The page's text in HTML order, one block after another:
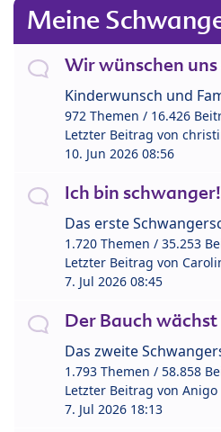
Meine
Wir wünschen
Kinderwunsch und
972 Themen / 16.426
Letzter Beitrag von
10. Jun 2026 08:56
Ich bin schwanger!
Das erste
1.720 Themen / 35.253
Letzter Beitrag von
7. Jul 2026 08:45
Der Bauch wächst
Das zweite
1.793 Themen / 58.858
Letzter Beitrag von Anigo
7. Jul 2026 18:13